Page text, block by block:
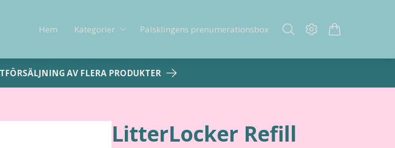
Hem Kategorier Pälsklingens prenumerationsbox
AV FLERA PRODUKTER
LitterLocker Refill